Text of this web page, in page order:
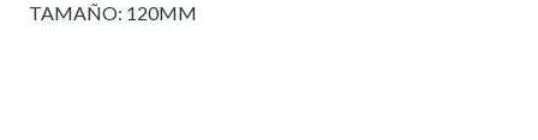
TAMAÑO: 120MM